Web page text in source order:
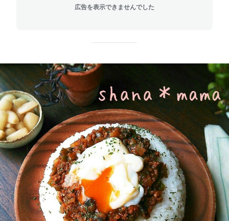
広告を表示できませんでした